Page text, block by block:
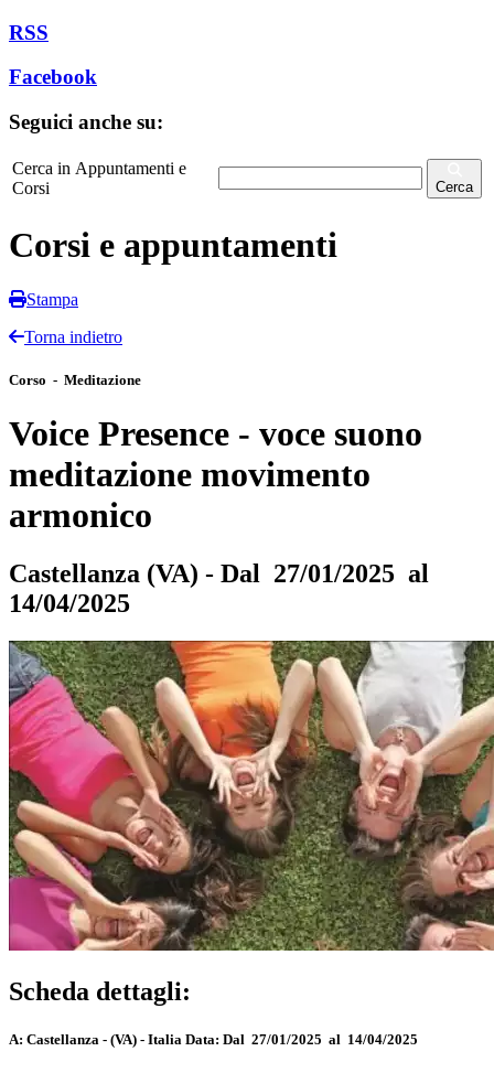
RSS
Facebook
Seguici anche su:
Cerca in Appuntamenti e
Corsi
Cerca
Corsi e appuntamenti
Stampa
Torna indietro
Corso - Meditazione
Voice Presence - voce suono
meditazione movimento
armonico
Castellanza (VA) - Dal 27/01/2025 al
14/04/2025
Scheda dettagli:
A: Castellanza - (VA) - Italia Data: Dal 27/01/2025 al 14/04/2025